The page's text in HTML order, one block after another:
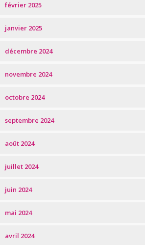
février 2025
janvier 2025
décembre 2024
novembre 2024
octobre 2024
septembre 2024
août 2024
juillet 2024
juin 2024
mai 2024
avril 2024